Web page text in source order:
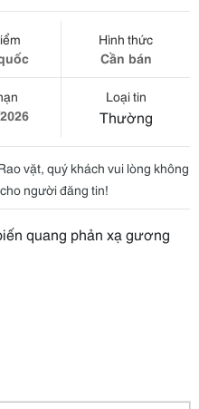
Hình thức
Cần bán
Loại tin
Thường
vặt, quý khách vui lòng không
người đăng tin!
quang phản xạ gương